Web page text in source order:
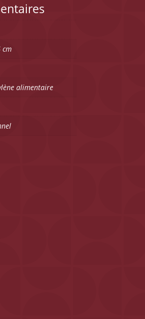
cm
alimentaire